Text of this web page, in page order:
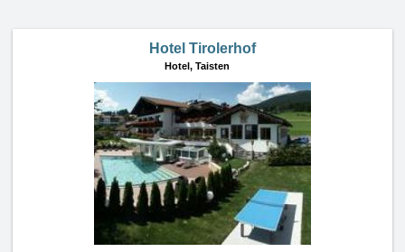
Hotel Tirolerhof
Hotel, Taisten